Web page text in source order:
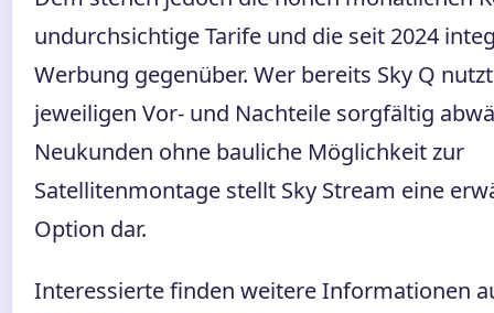
undurchsichtige Tarife und die seit 2024
Werbung gegenüber. Wer bereits Sky Q
jeweiligen Vor- und Nachteile sorgfältig
Neukunden ohne bauliche Möglichkeit zur
Satellitenmontage stellt Sky Stream eine
Option dar.
Interessierte finden weitere Informationen